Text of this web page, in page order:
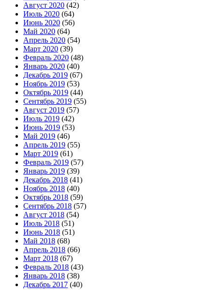
Август 2020 (42)
Июль 2020 (64)
Июнь 2020 (56)
Май 2020 (64)
Апрель 2020 (54)
Март 2020 (39)
Февраль 2020 (48)
Январь 2020 (40)
Декабрь 2019 (67)
Ноябрь 2019 (53)
Октябрь 2019 (44)
Сентябрь 2019 (55)
Август 2019 (57)
Июль 2019 (42)
Июнь 2019 (53)
Май 2019 (46)
Апрель 2019 (55)
Март 2019 (61)
Февраль 2019 (57)
Январь 2019 (39)
Декабрь 2018 (41)
Ноябрь 2018 (40)
Октябрь 2018 (59)
Сентябрь 2018 (57)
Август 2018 (54)
Июль 2018 (51)
Июнь 2018 (51)
Май 2018 (68)
Апрель 2018 (66)
Март 2018 (67)
Февраль 2018 (43)
Январь 2018 (38)
Декабрь 2017 (40)